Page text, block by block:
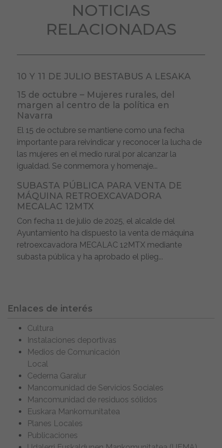
NOTICIAS
RELACIONADAS
10 Y 11 DE JULIO BESTABUS A LESAKA
15 de octubre – Mujeres rurales, del
margen al centro de la política en
Navarra
El 15 de octubre se mantiene como una fecha
importante para reivindicar y reconocer la lucha de
las mujeres en el medio rural por alcanzar la
igualdad. Se conmemora y homenaje...
SUBASTA PÚBLICA PARA VENTA DE
MÁQUINA RETROEXCAVADORA
MECALAC 12MTX
Con fecha 11 de julio de 2025, el alcalde del
Ayuntamiento ha dispuesto la venta de máquina
retroexcavadora MECALAC 12MTX mediante
subasta pública y ha aprobado el plieg...
Enlaces de interés
Cultura
Instalaciones deportivas
Medios de Comunicación
Local
Cederna Garalur
Mancomunidad de Servicios Sociales
Mancomunidad de residuos sólidos
Euskara Mankomunitatea
Planes Locales
Publicaciones